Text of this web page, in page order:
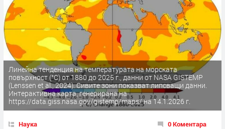
Линейна тенденция на температурата на морската
повърхност (°C) от 1880 до 2025 г., данни от NASA GISTEMP
(Lenssen et al., 2024). Сивите зони показват липсващи данни.
Интерактивна карта, генерирана на
https://data.giss.nasa.gov/gistemp/maps/ на 14.1.2026 г.
Наука 0 Коментара